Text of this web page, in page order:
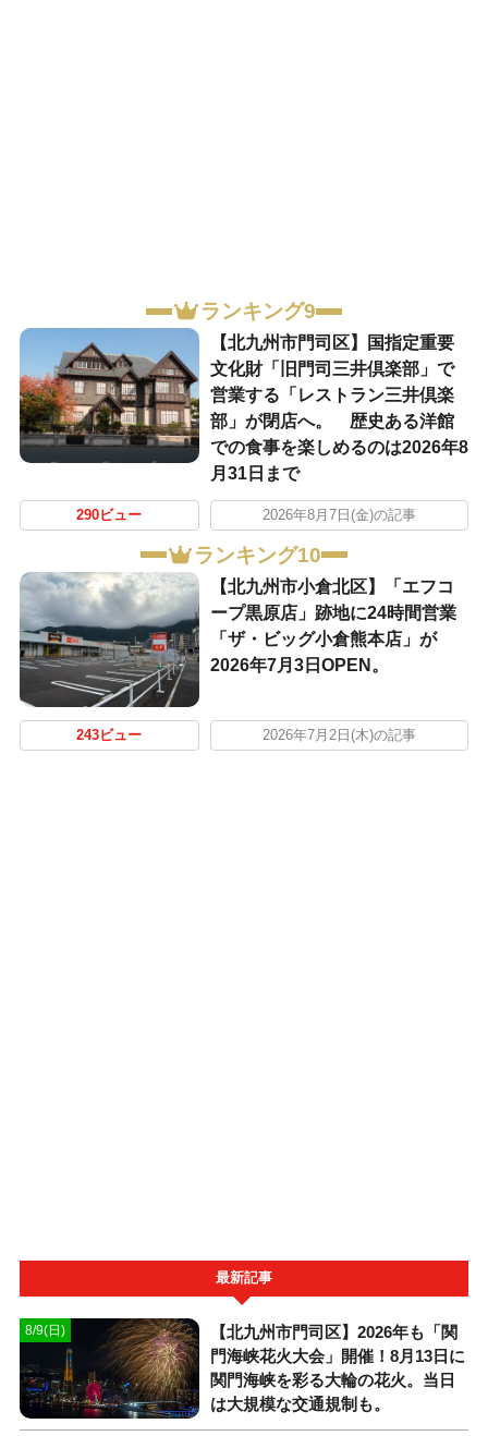
ランキング9
【北九州市門司区】国指定重要
文化財「旧門司三井倶楽部」で
営業する「レストラン三井倶楽
部」が閉店へ。 歴史ある洋館
での食事を楽しめるのは2026年8
月31日まで
290ビュー 2026年8月7日(金)の記事
ランキング10
【北九州市小倉北区】「エフコ
ープ黒原店」跡地に24時間営業
「ザ・ビッグ小倉熊本店」が
2026年7月3日OPEN。
243ビュー 2026年7月2日(木)の記事
最新記事
8/9(日)
【北九州市門司区】2026年も「関
門海峡花火大会」開催！8月13日に
関門海峡を彩る大輪の花火。当日
は大規模な交通規制も。